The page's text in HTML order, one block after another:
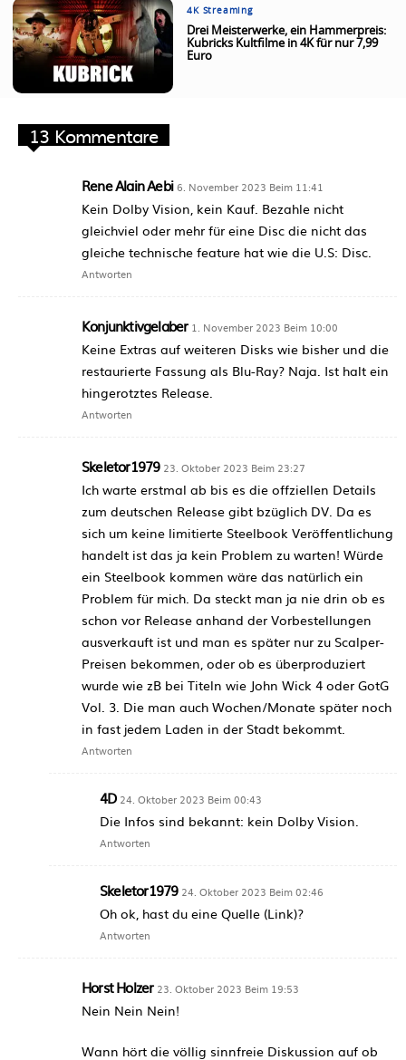
4K Streaming
Drei Meisterwerke, ein Hammerpreis:
Kubricks Kultfilme in 4K für nur 7,99
Euro
13 Kommentare
Rene Alain Aebi 6. November 2023 Beim 11:41
Kein Dolby Vision, kein Kauf. Bezahle nicht
gleichviel oder mehr für eine Disc die nicht das
gleiche technische feature hat wie die U.S: Disc.
Antworten
Konjunktivgelaber 1. November 2023 Beim 10:00
Keine Extras auf weiteren Disks wie bisher und die
restaurierte Fassung als Blu-Ray? Naja. Ist halt ein
hingerotztes Release.
Antworten
Skeletor1979 23. Oktober 2023 Beim 23:27
Ich warte erstmal ab bis es die offziellen Details
zum deutschen Release gibt bzüglich DV. Da es
sich um keine limitierte Steelbook Veröffentlichung
handelt ist das ja kein Problem zu warten! Würde
ein Steelbook kommen wäre das natürlich ein
Problem für mich. Da steckt man ja nie drin ob es
schon vor Release anhand der Vorbestellungen
ausverkauft ist und man es später nur zu Scalper-
Preisen bekommen, oder ob es überproduziert
wurde wie zB bei Titeln wie John Wick 4 oder GotG
Vol. 3. Die man auch Wochen/Monate später noch
in fast jedem Laden in der Stadt bekommt.
Antworten
4D 24. Oktober 2023 Beim 00:43
Die Infos sind bekannt: kein Dolby Vision.
Antworten
Skeletor1979 24. Oktober 2023 Beim 02:46
Oh ok, hast du eine Quelle (Link)?
Antworten
Horst Holzer 23. Oktober 2023 Beim 19:53
Nein Nein Nein!
Wann hört die völlig sinnfreie Diskussion auf ob